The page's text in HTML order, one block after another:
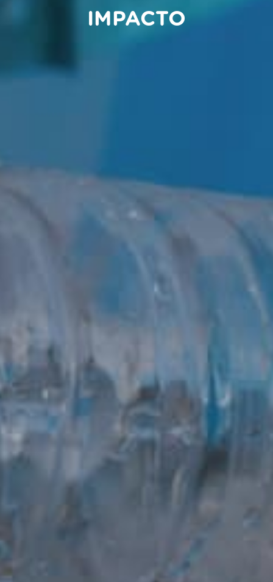
IMPACTO